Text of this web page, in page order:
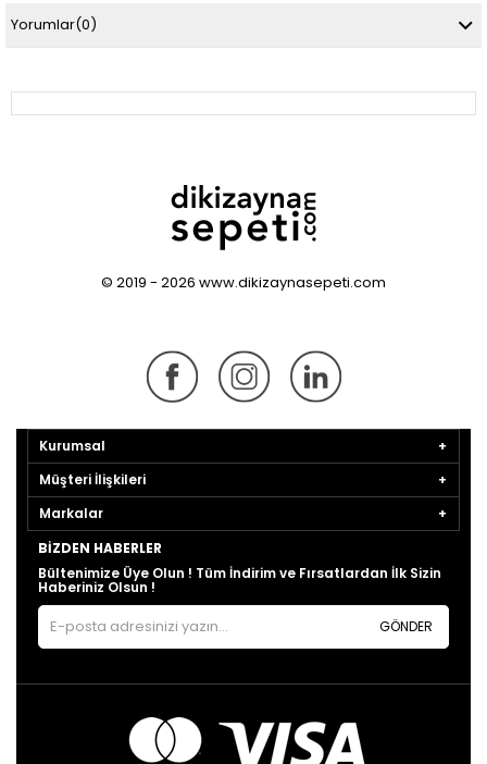
Yorumlar(0)
© 2019 - 2026 www.dikizaynasepeti.com
Kurumsal
Müşteri İlişkileri
Markalar
BIZDEN HABERLER
Bültenimize Üye Olun ! Tüm İndirim ve Fırsatlardan İlk Sizin
Haberiniz Olsun !
GÖNDER